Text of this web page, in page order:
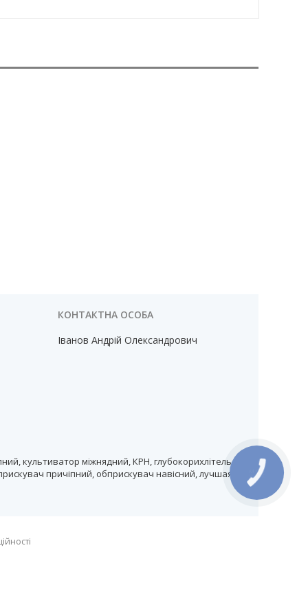
Іванов Андрій Олександрович
культиватор міжнядний, КРН, глубокорихлітель,
причіпний, обприскувач навісний, лучшая
КНОПКА
ЗВ'ЯЗКУ